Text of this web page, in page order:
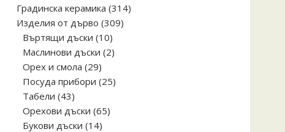
продукта
Градинска керамика 314314
Изделия от дърво 309309
Въртящи дъски 1010
продукта
Маслинови дъски 22
Орех и смола 2929
продукта
Посуда прибори 2525
Табели 4343
продукта
Орехови дъски 6565
Букови дъски 1414